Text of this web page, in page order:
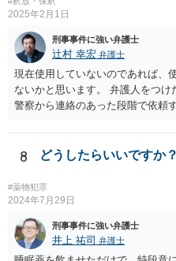
2025年2月1日
刑事事件に強い弁護士
辻村 幸宏 弁護士
現在使用していないのであれば、
ないかと思います。 弁護人をつけ
警察から連絡のあった段階で依頼
すめします。勾留については、そ
ませんが、逮捕された場合には
8 どうしたらいいですか？
#薬物犯罪
2024年7月29日
刑事事件に強い弁護士
井上 祐司 弁護士